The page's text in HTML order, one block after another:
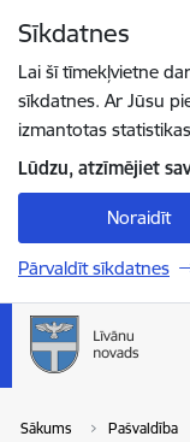
Sīkdatnes
Lai šī tīmekļvietne
sīkdatnes. Ar Jūsu
izmantotas
Lūdzu, atzīmējiet
Noraidīt
Pārvaldīt sīkdatnes
Sākums Pašvaldība